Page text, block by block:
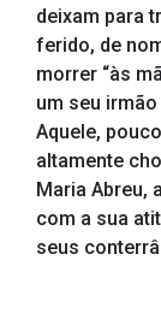
deixam para
ferido, de
morrer “às
um seu
Aquele,
altamente
Maria Abreu,
com a sua
seus